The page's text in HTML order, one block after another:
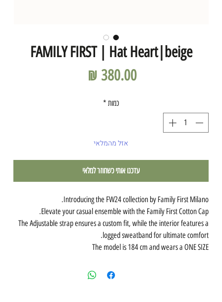
FAMILY FIRST | Hat Heart|beige
כמות *
אזל מהמלאי
עדכנו אותי כשחוזר למלאי
Introducing the FW24 collection by Family First Milano.
Elevate your casual ensemble with the Family First Cotton Cap.
The Adjustable strap ensures a custom fit, while the interior features a
logged sweatband for ultimate comfort.
The model is 184 cm and wears a ONE SIZE